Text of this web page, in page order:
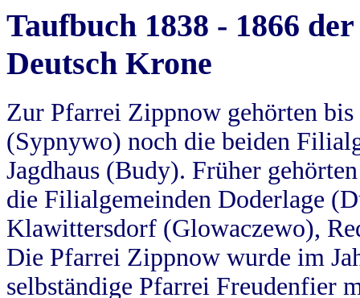
Taufbuch 1838 - 1866
Deutsch Krone
Zur Pfarrei Zippnow gehörten
(Sypnywo) noch die beiden
Jagdhaus (Budy). Früher
die Filialgemeinden Doderlage
Klawittersdorf (Glowaczewo),
Die Pfarrei Zippnow wurde im
selbständige Pfarrei Freudenfier